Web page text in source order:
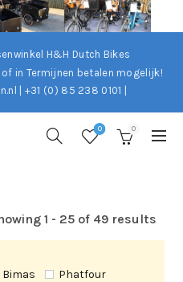
H&H Dutch Bikes
in Termijnen betalen mogelijk!
| +31 (0) 85 238 0101 |
0 0
1 - 25 of 49 results
Bimas
Phatfour